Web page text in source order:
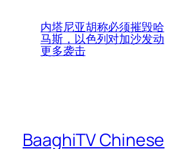
内塔尼亚胡称必须摧毁哈
马斯，以色列对加沙发动
更多袭击
BaaghiTV Chinese